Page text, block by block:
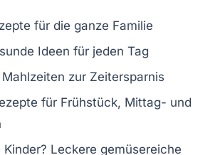
für die ganze Familie
Ideen für jeden Tag
Mahlzeiten zur Zeitersparnis
für Frühstück, Mittag- und
Kinder? Leckere gemüsereiche